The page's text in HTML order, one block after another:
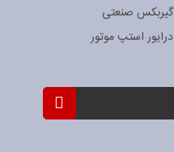
گیربکس صنعتی
درایور استپ موتور